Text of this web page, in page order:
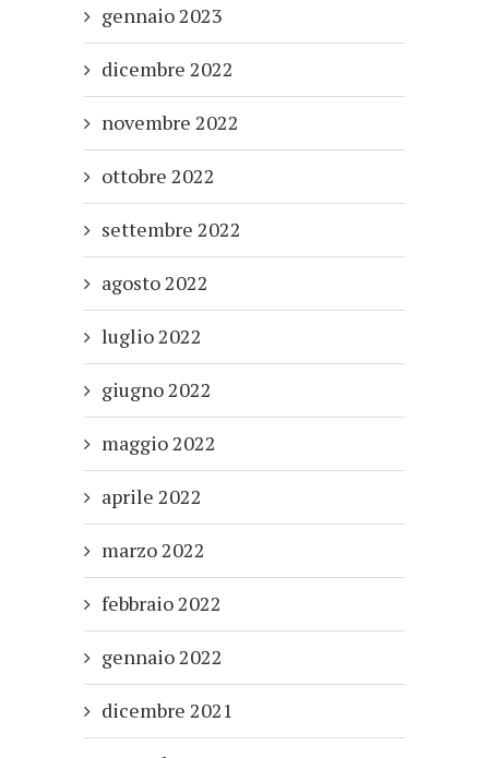
gennaio 2023
dicembre 2022
novembre 2022
ottobre 2022
settembre 2022
agosto 2022
luglio 2022
giugno 2022
maggio 2022
aprile 2022
marzo 2022
febbraio 2022
gennaio 2022
dicembre 2021